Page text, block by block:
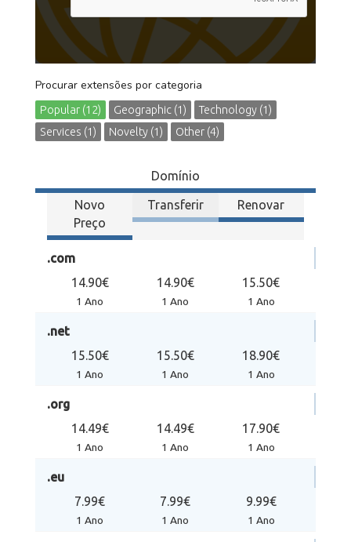
Procurar extensões por categoria
Popular (12) Geographic (1)
Technology (1)
Services (1)
Novelty (1) Other (4)
Domínio
Novo
Preço
Transferir Renovar
.com
14.90€
1 Ano
14.90€
1 Ano
15.50€
1 Ano
.net
15.50€
1 Ano
15.50€
1 Ano
18.90€
1 Ano
.org
14.49€
1 Ano
14.49€
1 Ano
17.90€
1 Ano
.eu
7.99€
1 Ano
7.99€
1 Ano
9.99€
1 Ano